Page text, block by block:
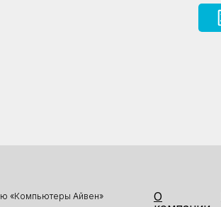
«Компьютеры Айвен»
О